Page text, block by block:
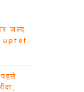
जल्द
uptet